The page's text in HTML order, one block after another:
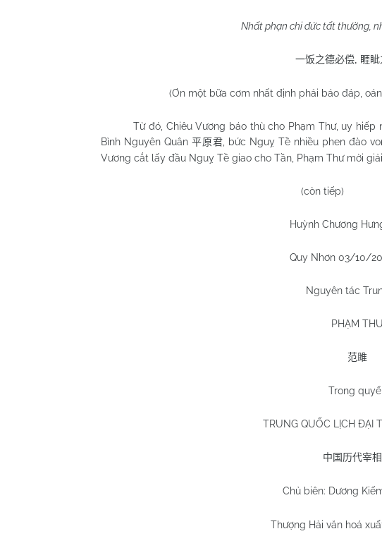
Nhất phạn chi đức tất thường,
一饭之德必偿, 睚
(Ơn một bữa cơm nhất định phải báo đáp,
Từ đó, Chiêu Vương báo thù cho Phạm Thư, uy
Bình Nguyên Quân 平原君 , bức Nguỵ Tề nhiều phen đào
Vương cắt lấy đầu Nguỵ Tề giao cho Tần, Phạm Thư mời
(còn tiếp)
Huỳnh Chương
Quy Nhơn 03/10/
Nguyên tác
PHẠM
范雎
Trong
TRUNG QUỐC LỊCH ĐẠI
中国历代宰
Chủ biên: Dương
Thượng Hải văn hoá